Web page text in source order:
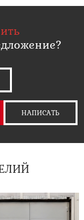
НАПИСАТЬ